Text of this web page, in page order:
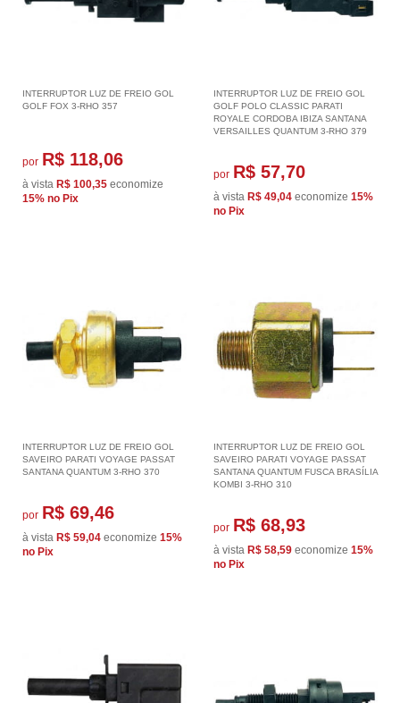
INTERRUPTOR LUZ DE FREIO GOL
GOLF FOX 3-RHO 357
por R$ 118,06
à vista R$ 100,35 economize
15% no Pix
INTERRUPTOR LUZ DE FREIO GOL
GOLF POLO CLASSIC PARATI
ROYALE CORDOBA IBIZA SANTANA
VERSAILLES QUANTUM 3-RHO 379
por R$ 57,70
à vista R$ 49,04 economize 15%
no Pix
INTERRUPTOR LUZ DE FREIO GOL
SAVEIRO PARATI VOYAGE PASSAT
SANTANA QUANTUM 3-RHO 370
por R$ 69,46
à vista R$ 59,04 economize 15%
no Pix
INTERRUPTOR LUZ DE FREIO GOL
SAVEIRO PARATI VOYAGE PASSAT
SANTANA QUANTUM FUSCA BRASÍLIA
KOMBI 3-RHO 310
por R$ 68,93
à vista R$ 58,59 economize 15%
no Pix